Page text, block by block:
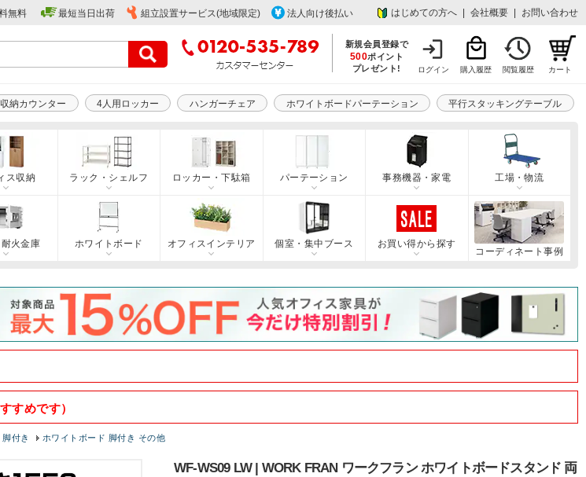
無料 最短当日出荷 組立設置サービス(地域限定) 法人向け後払い はじめての方へ 会社概要 お問い合わせ
新規会員登録で
500ポイント
プレゼント!
ログイン 購入履歴 閲覧履歴 カート
納カウンター 4人用ロッカー ハンガーチェア ホワイトボードパーテーション 平行スタッキングテーブル
ス収納 ラック・シェルフ ロッカー・下駄箱 パーテーション 事務機器・家電 工場・物流
火金庫 ホワイトボード オフィスインテリア 個室・集中ブース
お買い得から探す
コーディネート事例
すめです）
付き ホワイトボード 脚付き その他
WF-WS09 LW | WORK FRAN ワークフラン ホワイトボードスタンド 両